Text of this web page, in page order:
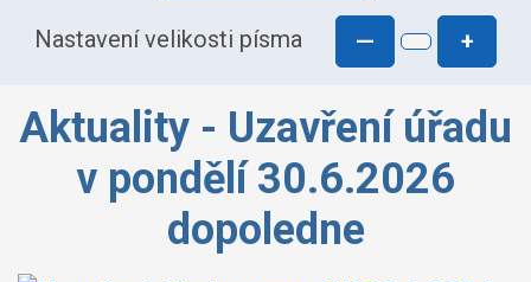
Nastavení velikosti písma — +
Aktuality - Uzavření úřadu
v pondělí 30.6.2026
dopoledne